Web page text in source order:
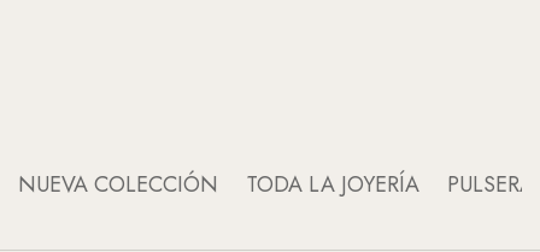
NUEVA COLECCIÓN TODA LA JOYERÍA